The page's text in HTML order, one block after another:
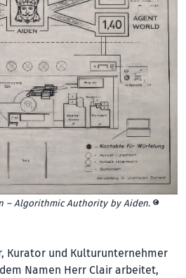
– Algorithmic Authority by Aiden. ©
Kurator und Kulturunternehmer
Namen Herr Clair arbeitet,